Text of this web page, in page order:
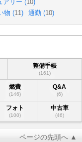
アリー (10)
物 (11) 通勤 (10)
整備手帳
(161)
燃費
(146)
Q&A
(6)
フォト
(100)
中古車
(46)
ページの先頭へ ▲